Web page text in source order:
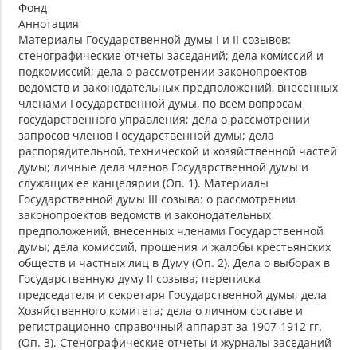
Фонд
Аннотация
Материалы Государственной думы I и II созывов:
стенографические отчеты заседаний; дела комиссий и
подкомиссий; дела о рассмотрении законопроектов
ведомств и законодательных предположений, внесенных
членами Государственной думы, по всем вопросам
государственного управления; дела о рассмотрении
запросов членов Государственной думы; дела
распорядительной, технической и хозяйственной частей
думы; личные дела членов Государственной думы и
служащих ее канцелярии (Оп. 1). Материалы
Государственной думы III созыва: о рассмотрении
законопроектов ведомств и законодательных
предположений, внесенных членами Государственной
думы; дела комиссий, прошения и жалобы крестьянских
обществ и частных лиц в Думу (Оп. 2). Дела о выборах в
Государственную думу II созыва; переписка
председателя и секретаря Государственной думы; дела
Хозяйственного комитета; дела о личном составе и
регистрационно-справочный аппарат за 1907-1912 гг.
(Оп. 3). Стенографические отчеты и журналы заседаний